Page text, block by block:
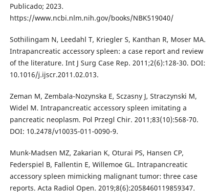
Publicado; 2023.
https://www.ncbi.nlm.nih.gov/books/NBK519040/
Sothilingam N, Leedahl T, Kriegler S, Kanthan R, Moser MA.
Intrapancreatic accessory spleen: a case report and review
of the literature. Int J Surg Case Rep. 2011;2(6):128-30. DOI:
10.1016/j.ijscr.2011.02.013.
Zeman M, Zembala-Nozynska E, Sczasny J, Straczynski M,
Widel M. Intrapancreatic accessory spleen imitating a
pancreatic neoplasm. Pol Przegl Chir. 2011;83(10):568-70.
DOI: 10.2478/v10035-011-0090-9.
Munk-Madsen MZ, Zakarian K, Oturai PS, Hansen CP,
Federspiel B, Fallentin E, Willemoe GL. Intrapancreatic
accessory spleen mimicking malignant tumor: three case
reports. Acta Radiol Open. 2019;8(6):2058460119859347.